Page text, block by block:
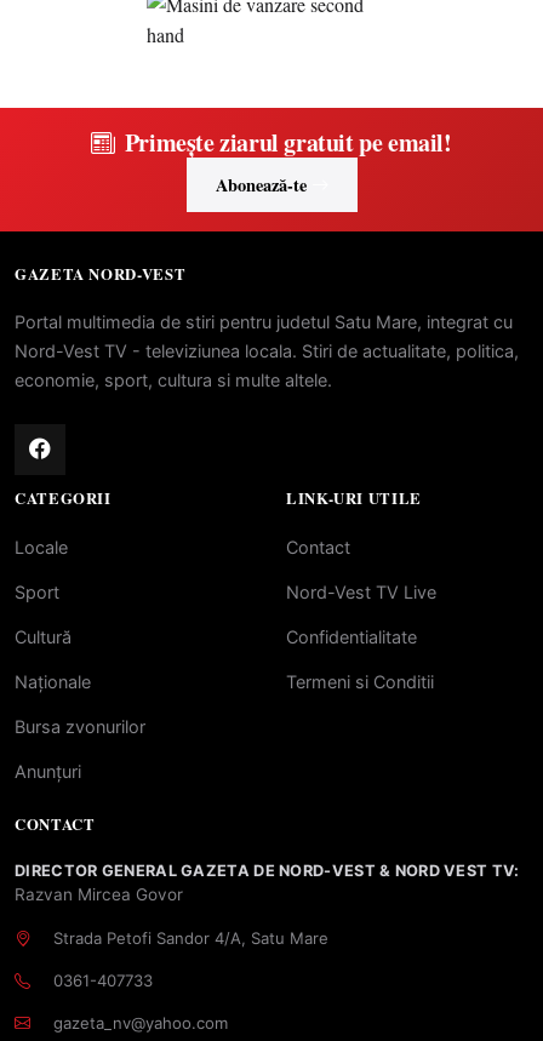
Primește ziarul gratuit pe email!
Abonează-te
GAZETA NORD-VEST
Portal multimedia de stiri pentru judetul Satu Mare, integrat cu
Nord-Vest TV - televiziunea locala. Stiri de actualitate, politica,
economie, sport, cultura si multe altele.
CATEGORII
Locale
Sport
Cultură
Naționale
Bursa zvonurilor
Anunțuri
LINK-URI UTILE
Contact
Nord-Vest TV Live
Confidentialitate
Termeni si Conditii
CONTACT
DIRECTOR GENERAL GAZETA DE NORD-VEST & NORD VEST TV:
Razvan Mircea Govor
Strada Petofi Sandor 4/A, Satu Mare
0361-407733
gazeta_nv@yahoo.com